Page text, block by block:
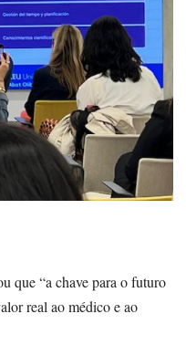
que “a chave para o futuro
real ao médico e ao